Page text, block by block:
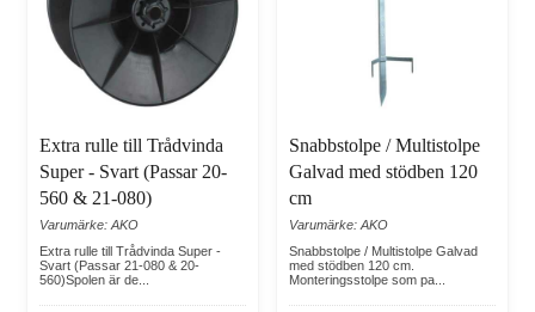
Extra rulle till Trådvinda
Super - Svart (Passar 20-
560 & 21-080)
Varumärke: AKO
Extra rulle till Trådvinda Super -
Svart (Passar 21-080 & 20-
560)Spolen är de...
Snabbstolpe / Multistolpe
Galvad med stödben 120
cm
Varumärke: AKO
Snabbstolpe / Multistolpe Galvad
med stödben 120 cm.
Monteringsstolpe som pa...